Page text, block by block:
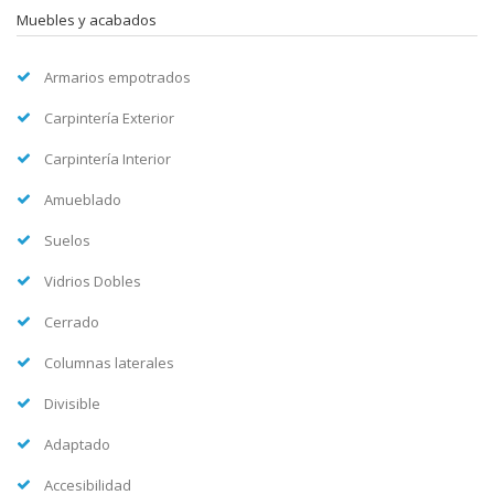
Muebles y acabados
Armarios empotrados
Carpintería Exterior
Carpintería Interior
Amueblado
Suelos
Vidrios Dobles
Cerrado
Columnas laterales
Divisible
Adaptado
Accesibilidad